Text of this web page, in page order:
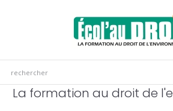
La formation au droit de